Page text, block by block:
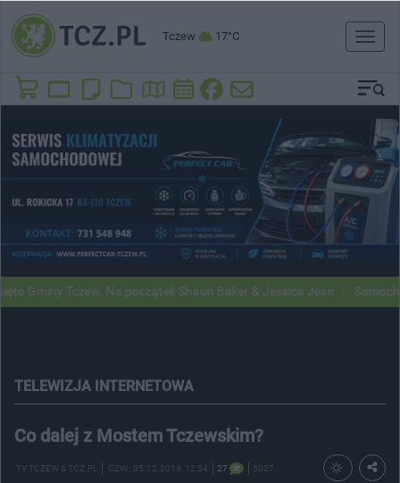
Tczew 17°C
Toggle
Tczew. Na początek Shaun Baker & Jessica Jean Samochody
TELEWIZJA INTERNETOWA
Co dalej z Mostem Tczewskim?
TV TCZEW & TCZ.PL CZW. , 05.12.2019, 12:54 27 5027